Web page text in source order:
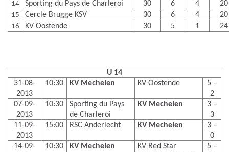
14 Sporting du Pays de Charleroi 30 6 4 20
15 Cercle Brugge KSV 30 6 4 20
16 KV Oostende 30 5 1 24
U 14
31-08-
2013
10:30 KV Mechelen KV Oostende
5 –
2
07-09-
2013
10:30
Sporting du Pays
de Charleroi
KV Mechelen
3 –
3
11-09-
2013
15:00 RSC Anderlecht KV Mechelen
3 –
0
14-09-
10:30 KV Mechelen
KV Red Star
5 –